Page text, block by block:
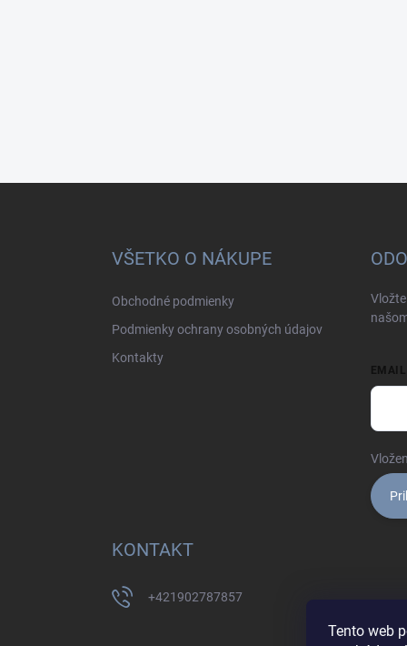
Tento web
VŠETKO O NÁKUPE
Obchodné podmienky
Podmienky ochrany osobných údajov
Kontakty
EMAIL
KONTAKT
+421902787857